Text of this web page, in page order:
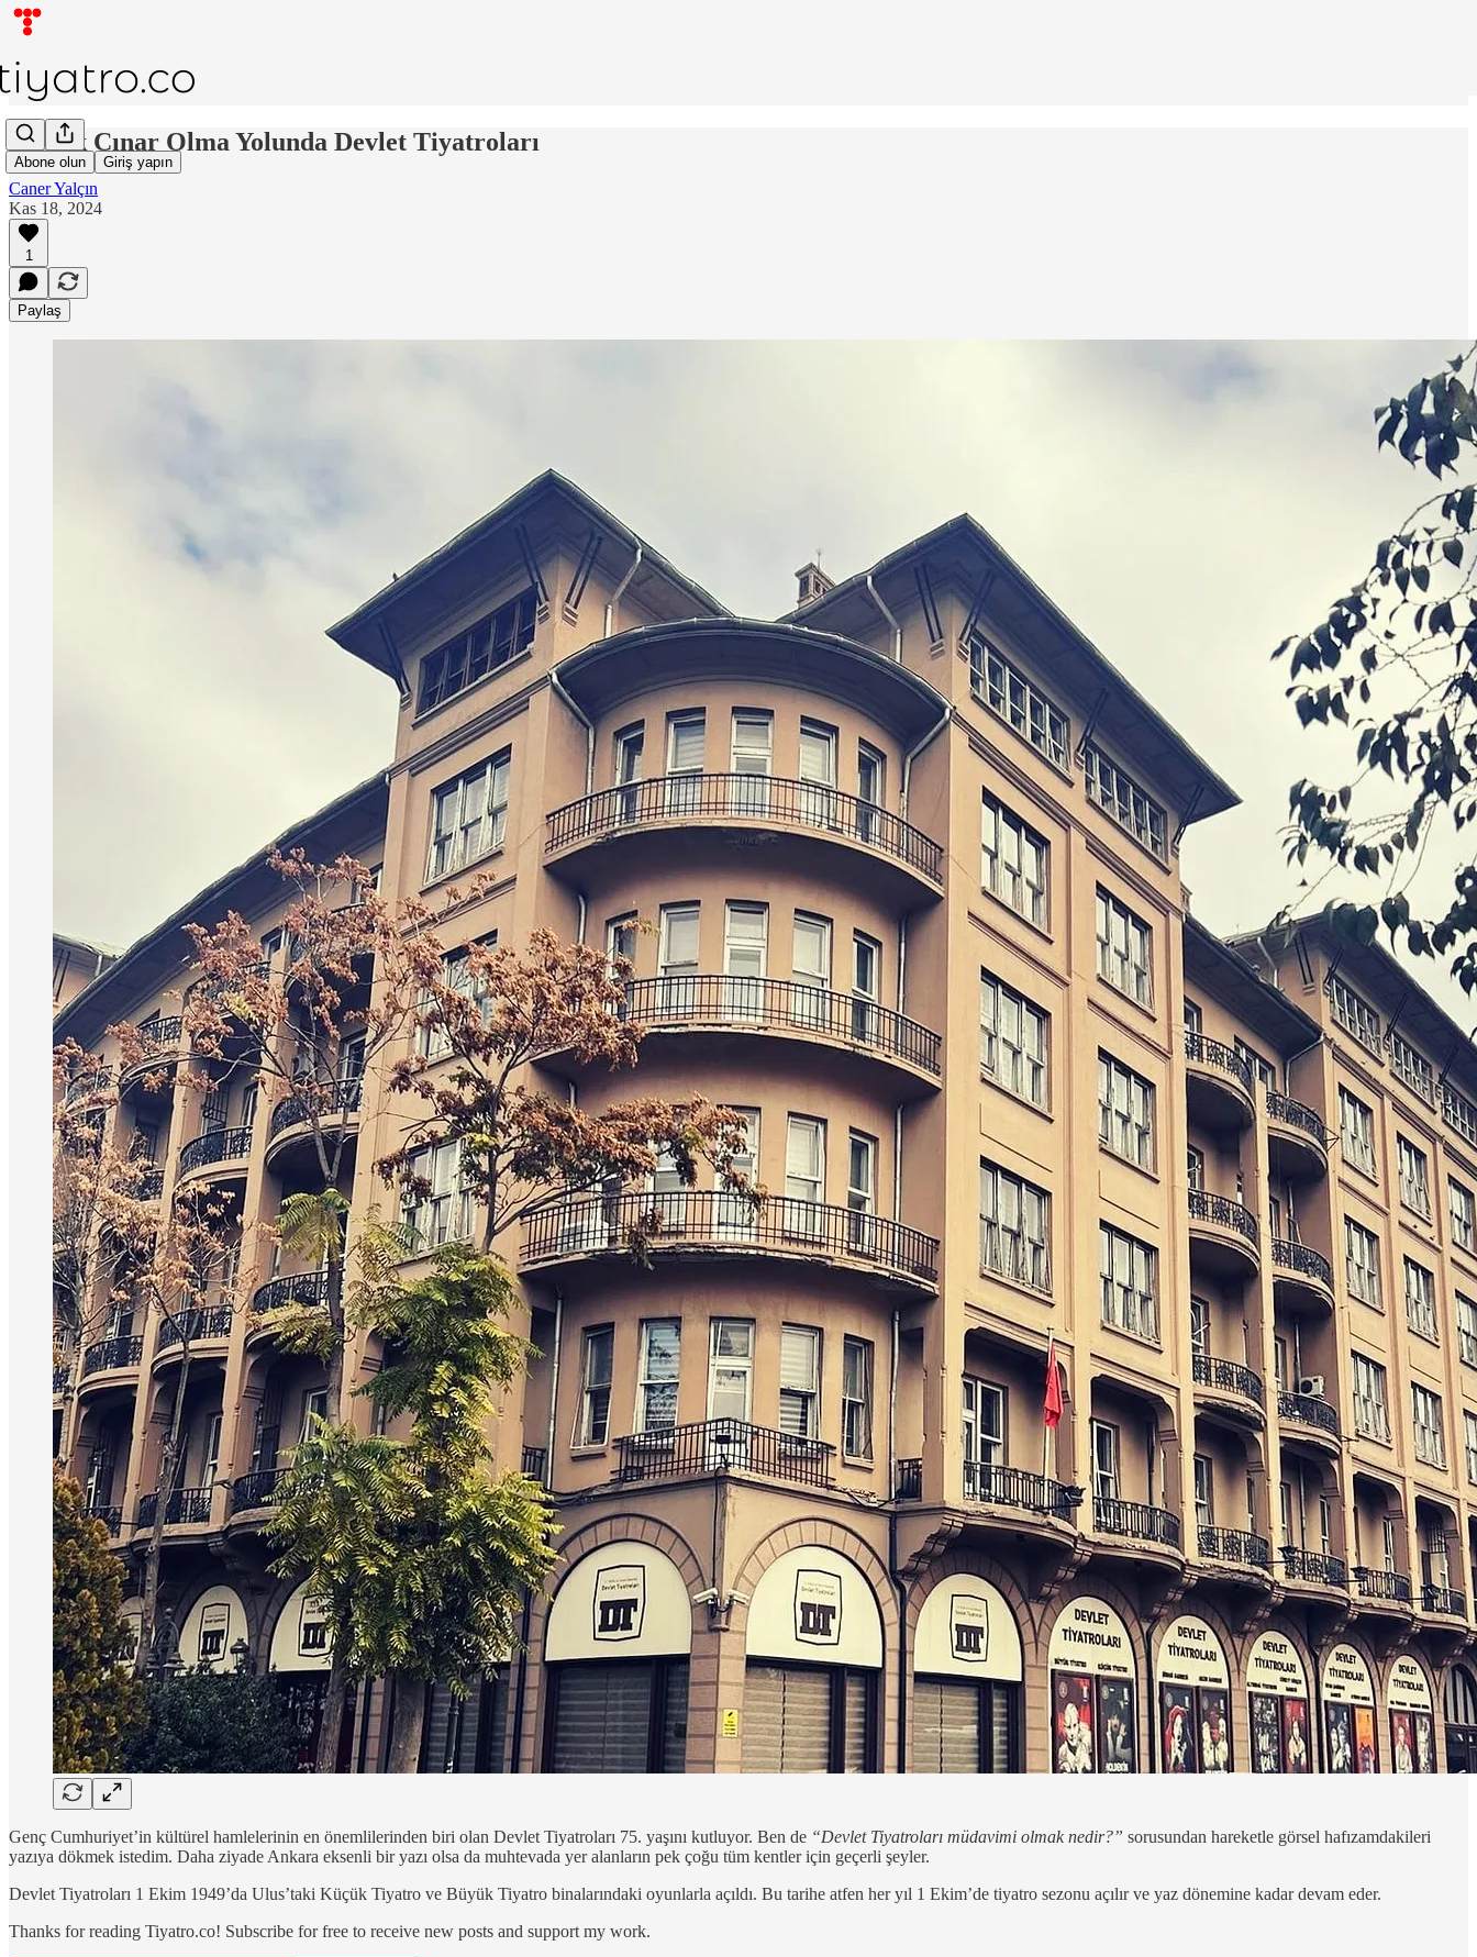
Abone olun Giriş yapın
Asırlık Çınar Olma Yolunda Devlet Tiyatroları
Caner Yalçın
Kas 18, 2024
1
Paylaş
Genç Cumhuriyet’in kültürel hamlelerinin en önemlilerinden biri olan Devlet Tiyatroları 75. yaşını kutluyor. Ben de “Devlet Tiyatroları müdavimi olmak nedir?” sorusundan hareketle görsel hafızamdakileri
yazıya dökmek istedim. Daha ziyade Ankara eksenli bir yazı olsa da muhtevada yer alanların pek çoğu tüm kentler için geçerli şeyler.
Devlet Tiyatroları 1 Ekim 1949’da Ulus’taki Küçük Tiyatro ve Büyük Tiyatro binalarındaki oyunlarla açıldı. Bu tarihe atfen her yıl 1 Ekim’de tiyatro sezonu açılır ve yaz dönemine kadar devam eder.
Thanks for reading Tiyatro.co! Subscribe for free to receive new posts and support my work.